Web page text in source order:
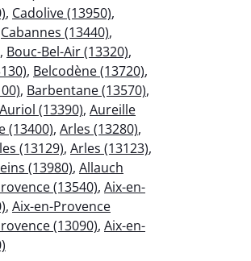
, Cadolive (13950),
Cabannes (13440),
, Bouc-Bel-Air (13320),
, Belcodène (13720),
, Barbentane (13570),
Auriol (13390), Aureille
(13400), Arles (13280),
(13129), Arles (13123),
(13980), Allauch
(13540), Aix-en-
, Aix-en-Provence
(13090), Aix-en-